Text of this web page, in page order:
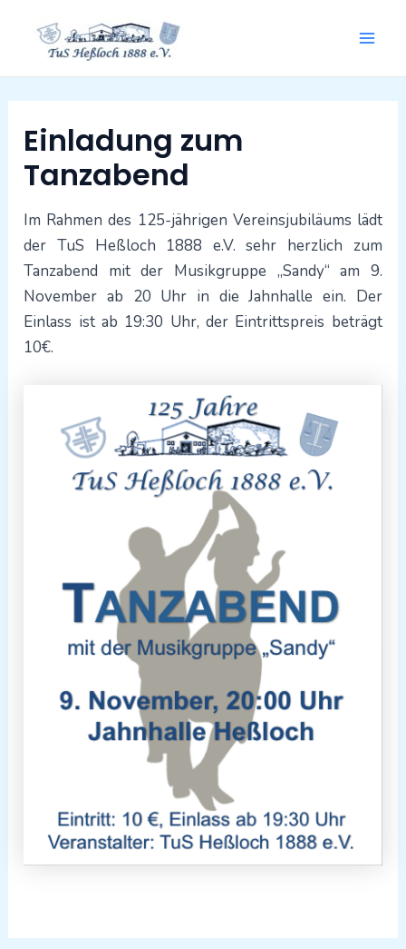
Inhalt
springen
Einladung zum
Tanzabend
Im Rahmen des 125-jährigen Vereinsjubiläums lädt
der TuS Heßloch 1888 e.V. sehr herzlich zum
Tanzabend mit der Musikgruppe „Sandy“ am 9.
November ab 20 Uhr in die Jahnhalle ein. Der
Einlass ist ab 19:30 Uhr, der Eintrittspreis beträgt
10€.